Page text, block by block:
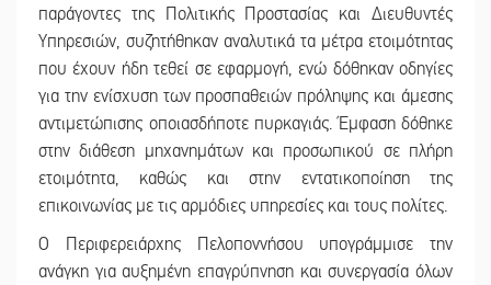
παράγοντες της Πολιτικής Προστασίας και Διευθυντές
Υπηρεσιών, συζητήθηκαν αναλυτικά τα μέτρα ετοιμότητας
που έχουν ήδη τεθεί σε εφαρμογή, ενώ δόθηκαν οδηγίες
για την ενίσχυση των προσπαθειών πρόληψης και άμεσης
αντιμετώπισης οποιασδήποτε πυρκαγιάς. Έμφαση δόθηκε
στην διάθεση μηχανημάτων και προσωπικού σε πλήρη
ετοιμότητα, καθώς και στην εντατικοποίηση της
επικοινωνίας με τις αρμόδιες υπηρεσίες και τους πολίτες.
Ο Περιφερειάρχης Πελοποννήσου υπογράμμισε την
ανάγκη για αυξημένη επαγρύπνηση και συνεργασία όλων